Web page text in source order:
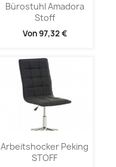
Bürostuhl Amadora
Stoff
Von97,32 €
Arbeitshocker Peking
STOFF